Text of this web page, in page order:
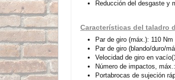
Reducción del desgaste y
Características del taladro
Par de giro (máx.): 110 Nm
Par de giro (blando/duro/
Velocidad de giro en
Número de impactos,
Portabrocas de sujeción